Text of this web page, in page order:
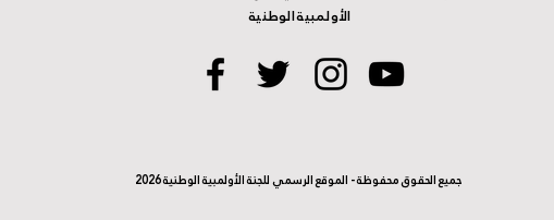
الأولمبية الوطنية
جميع الحقوق محفوظة - الموقع الرسمي للجنة الأولمبية الوطنية 2026